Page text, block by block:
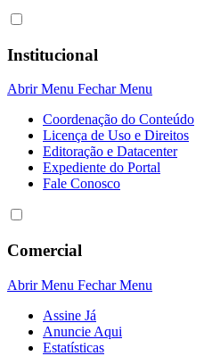
Institucional
Abrir Menu Fechar Menu
Coordenação do Conteúdo
Licença de Uso e Direitos
Editoração e Datacenter
Expediente do Portal
Fale Conosco
Comercial
Abrir Menu Fechar Menu
Assine Já
Anuncie Aqui
Estatísticas